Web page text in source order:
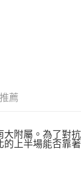
。
取消訂單，請聯絡
home
付」服務完成之交
關給付款項請求債
薦
大附屬。為了對抗
的上半場能否靠著